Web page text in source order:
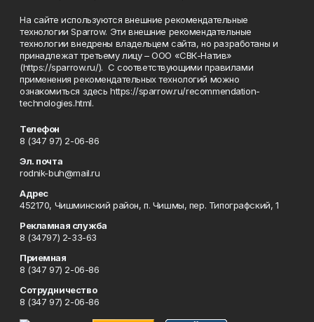
На сайте используются внешние рекомендательные
технологии Sparrow. Эти внешние рекомендательные
технологии внедрены владельцем сайта, но разработаны и
принадлежат третьему лицу – ООО «СВК-Натив»
(https://sparrow.ru/). С соответствующими правилами
применения рекомендательных технологий можно
ознакомиться здесь https://sparrow.ru/recommendation-
technologies.html.
Телефон
8 (347 97) 2-06-86
Эл. почта
rodnik-buh@mail.ru
Адрес
452170, Чишминский район, п. Чишмы, пер. Типографский, 1
Рекламная служба
8 (34797) 2-33-63
Приемная
8 (347 97) 2-06-86
Сотрудничество
8 (347 97) 2-06-86